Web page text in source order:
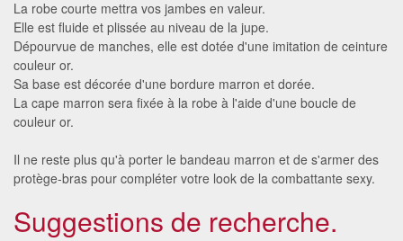
La robe courte mettra vos jambes en valeur.
Elle est fluide et plissée au niveau de la jupe.
Dépourvue de manches, elle est dotée d'une imitation de ceinture
couleur or.
Sa base est décorée d'une bordure marron et dorée.
La cape marron sera fixée à la robe à l'aide d'une boucle de
couleur or.
Il ne reste plus qu'à porter le bandeau marron et de s'armer des
protège-bras pour compléter votre look de la combattante sexy.
Suggestions de recherche.